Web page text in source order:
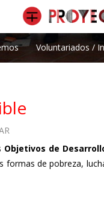
Voluntariados /
Objetivos de
de pobreza,